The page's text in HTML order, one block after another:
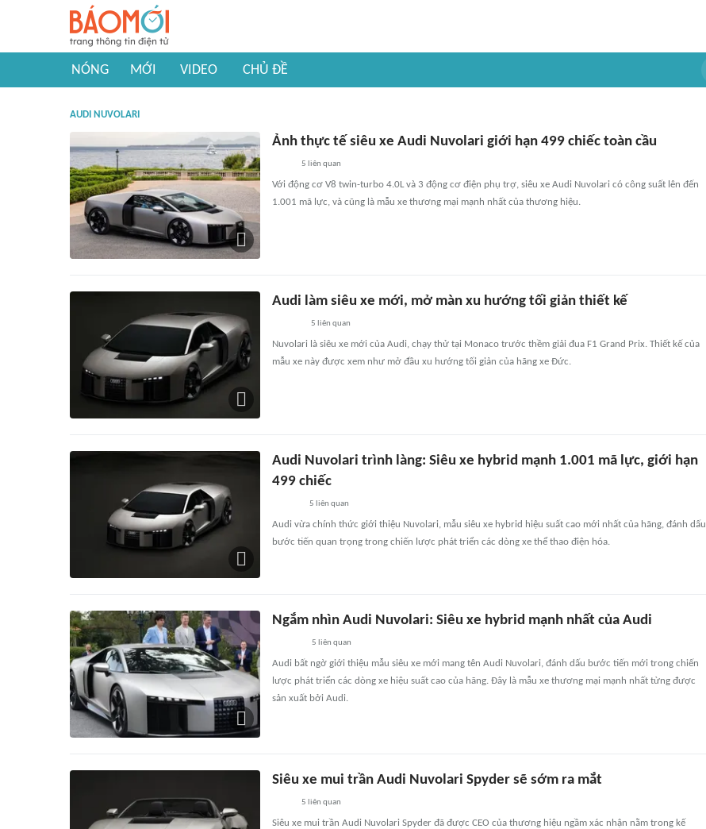
NÓNG MỚI VIDEO CHỦ ĐỀ
AUDI NUVOLARI
Ảnh thực tế siêu xe Audi Nuvolari giới hạn 499 chiếc toàn cầu
5 liên quan
Với động cơ V8 twin-turbo 4.0L và 3 động cơ điện phụ trợ, siêu xe Audi Nuvolari có công suất lên đến
1.001 mã lực, và cũng là mẫu xe thương mại mạnh nhất của thương hiệu.
Audi làm siêu xe mới, mở màn xu hướng tối giản thiết kế
5 liên quan
Nuvolari là siêu xe mới của Audi, chạy thử tại Monaco trước thềm giải đua F1 Grand Prix. Thiết kế của
mẫu xe này được xem như mở đầu xu hướng tối giản của hãng xe Đức.
Audi Nuvolari trình làng: Siêu xe hybrid mạnh 1.001 mã lực, giới hạn
499 chiếc
5 liên quan
Audi vừa chính thức giới thiệu Nuvolari, mẫu siêu xe hybrid hiệu suất cao mới nhất của hãng, đánh dấu
bước tiến quan trọng trong chiến lược phát triển các dòng xe thể thao điện hóa.
Ngắm nhìn Audi Nuvolari: Siêu xe hybrid mạnh nhất của Audi
5 liên quan
Audi bất ngờ giới thiệu mẫu siêu xe mới mang tên Audi Nuvolari, đánh dấu bước tiến mới trong chiến
lược phát triển các dòng xe hiệu suất cao của hãng. Đây là mẫu xe thương mại mạnh nhất từng được
sản xuất bởi Audi.
Siêu xe mui trần Audi Nuvolari Spyder sẽ sớm ra mắt
5 liên quan
Siêu xe mui trần Audi Nuvolari Spyder đã được CEO của thương hiệu ngầm xác nhận nằm trong kế